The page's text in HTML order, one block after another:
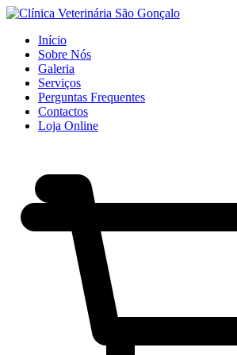
Início
Sobre Nós
Galeria
Serviços
Perguntas Frequentes
Contactos
Loja Online